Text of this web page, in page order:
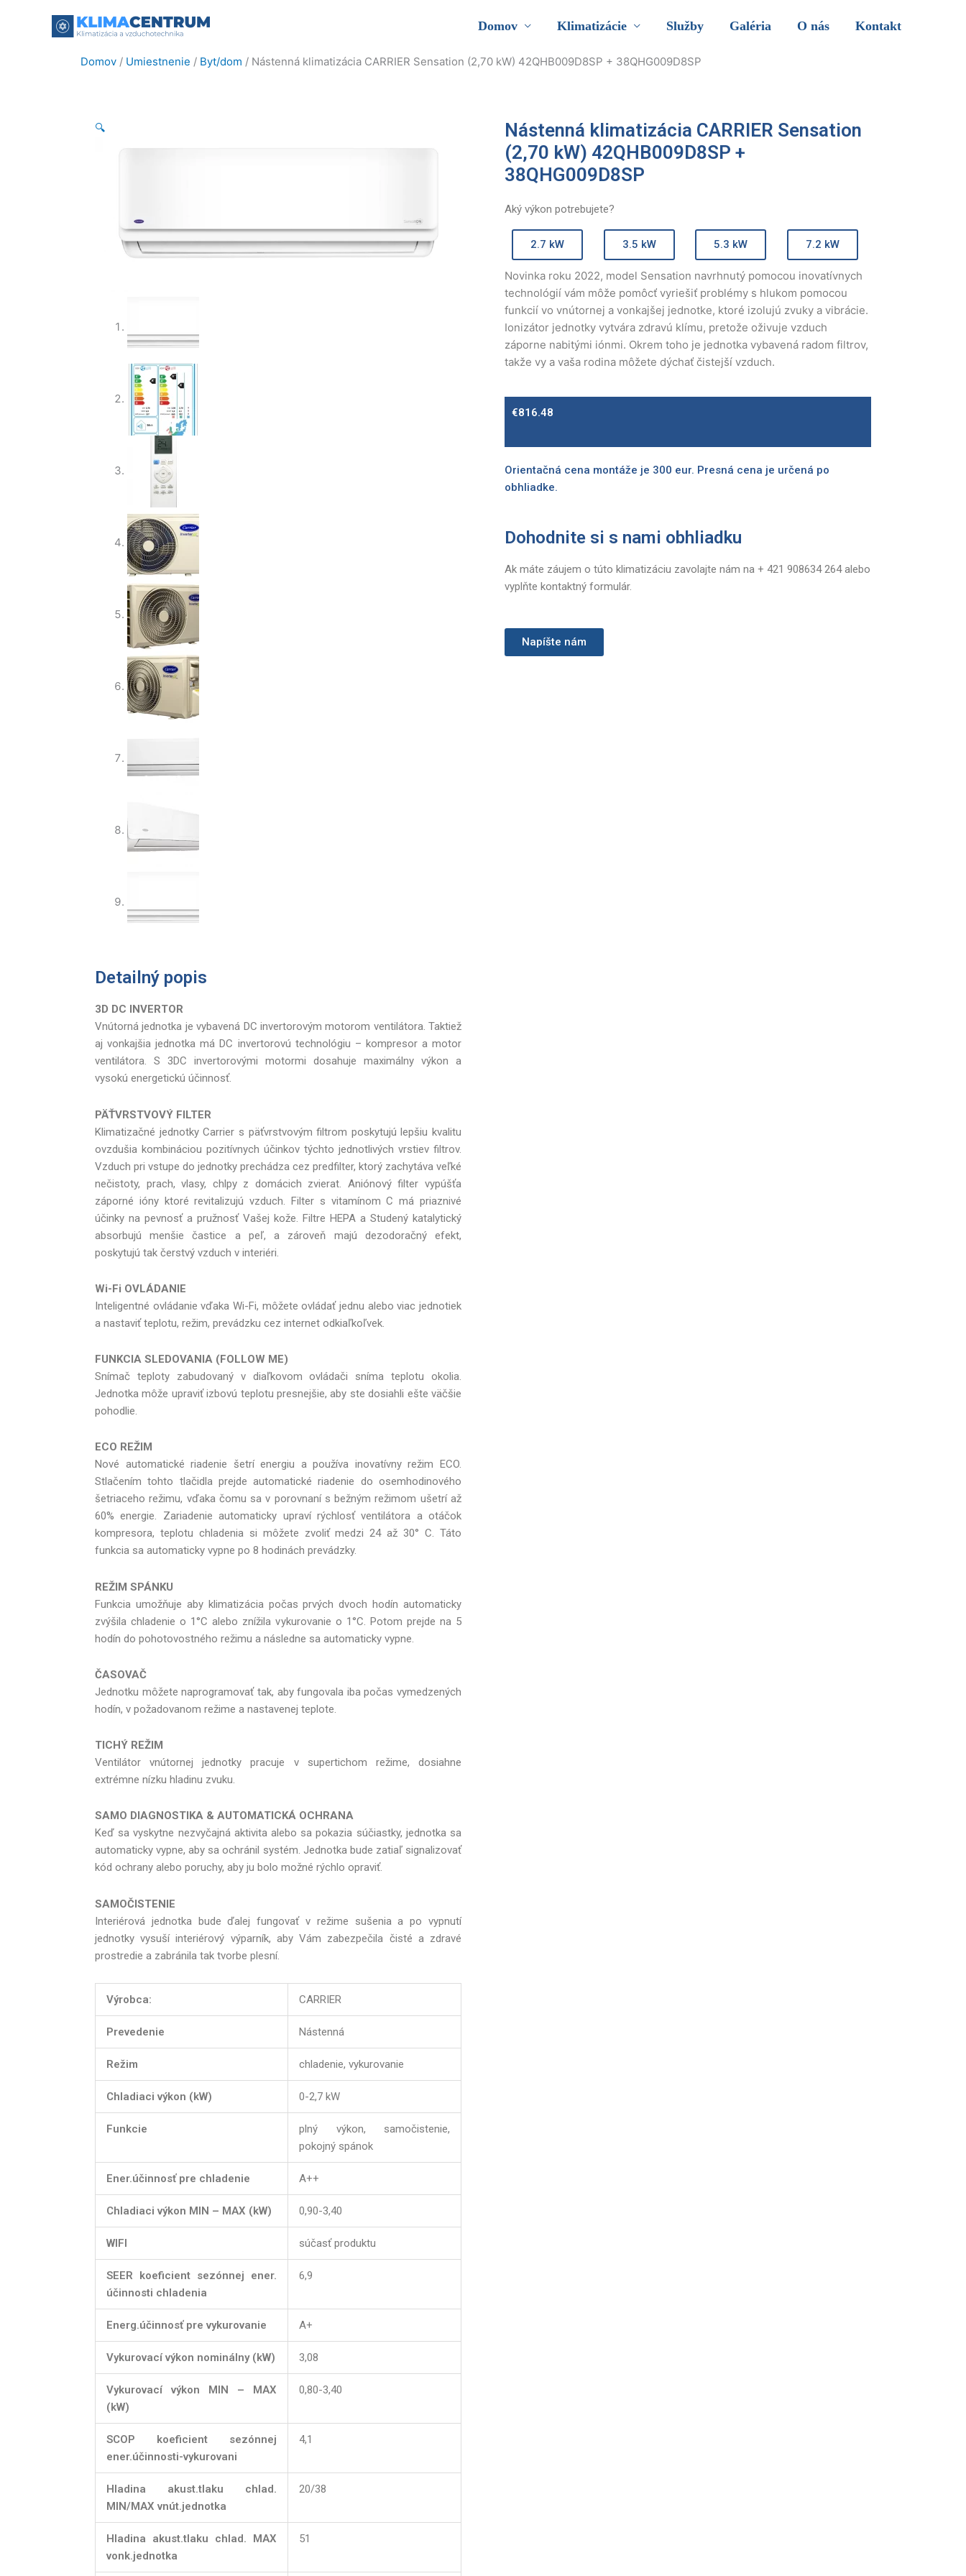
Domov Klimatizácie Služby Galéria O nás Kontakt
Domov / Umiestnenie / Byt/dom / Nástenná klimatizácia CARRIER Sensation (2,70 kW) 42QHB009D8SP + 38QHG009D8SP
🔍
Detailný popis
3D DC INVERTOR
Vnútorná jednotka je vybavená DC invertorovým motorom ventilátora. Taktiež
aj vonkajšia jednotka má DC invertorovú technológiu – kompresor a motor
ventilátora. S 3DC invertorovými motormi dosahuje maximálny výkon a
vysokú energetickú účinnosť.
PÄŤVRSTVOVÝ FILTER
Klimatizačné jednotky Carrier s päťvrstvovým filtrom poskytujú lepšiu kvalitu
ovzdušia kombináciou pozitívnych účinkov týchto jednotlivých vrstiev filtrov.
Vzduch pri vstupe do jednotky prechádza cez predfilter, ktorý zachytáva veľké
nečistoty, prach, vlasy, chlpy z domácich zvierat. Aniónový filter vypúšťa
záporné ióny ktoré revitalizujú vzduch. Filter s vitamínom C má priaznivé
účinky na pevnosť a pružnosť Vašej kože. Filtre HEPA a Studený katalytický
absorbujú menšie častice a peľ, a zároveň majú dezodoračný efekt,
poskytujú tak čerstvý vzduch v interiéri.
Wi-Fi OVLÁDANIE
Inteligentné ovládanie vďaka Wi-Fi, môžete ovládať jednu alebo viac jednotiek
a nastaviť teplotu, režim, prevádzku cez internet odkiaľkoľvek.
FUNKCIA SLEDOVANIA (FOLLOW ME)
Snímač teploty zabudovaný v diaľkovom ovládači sníma teplotu okolia.
Jednotka môže upraviť izbovú teplotu presnejšie, aby ste dosiahli ešte väčšie
pohodlie.
ECO REŽIM
Nové automatické riadenie šetrí energiu a používa inovatívny režim ECO.
Stlačením tohto tlačidla prejde automatické riadenie do osemhodinového
šetriaceho režimu, vďaka čomu sa v porovnaní s bežným režimom ušetrí až
60% energie. Zariadenie automaticky upraví rýchlosť ventilátora a otáčok
kompresora, teplotu chladenia si môžete zvoliť medzi 24 až 30° C. Táto
funkcia sa automaticky vypne po 8 hodinách prevádzky.
REŽIM SPÁNKU
Funkcia umožňuje aby klimatizácia počas prvých dvoch hodín automaticky
zvýšila chladenie o 1°C alebo znížila vykurovanie o 1°C. Potom prejde na 5
hodín do pohotovostného režimu a následne sa automaticky vypne.
ČASOVAČ
Jednotku môžete naprogramovať tak, aby fungovala iba počas vymedzených
hodín, v požadovanom režime a nastavenej teplote.
TICHÝ REŽIM
Ventilátor vnútornej jednotky pracuje v supertichom režime, dosiahne
extrémne nízku hladinu zvuku.
SAMO DIAGNOSTIKA & AUTOMATICKÁ OCHRANA
Keď sa vyskytne nezvyčajná aktivita alebo sa pokazia súčiastky, jednotka sa
automaticky vypne, aby sa ochránil systém. Jednotka bude zatiaľ signalizovať
kód ochrany alebo poruchy, aby ju bolo možné rýchlo opraviť.
SAMOČISTENIE
Interiérová jednotka bude ďalej fungovať v režime sušenia a po vypnutí
jednotky vysuší interiérový výparník, aby Vám zabezpečila čisté a zdravé
prostredie a zabránila tak tvorbe plesní.
Výrobca: CARRIER
Prevedenie Nástenná
Režim chladenie, vykurovanie
Chladiaci výkon (kW) 0-2,7 kW
Funkcie
plný výkon, samočistenie,
pokojný spánok
Ener.účinnosť pre chladenie A++
Chladiaci výkon MIN – MAX (kW) 0,90-3,40
WIFI súčasť produktu
SEER koeficient sezónnej ener.
účinnosti chladenia
6,9
Energ.účinnosť pre vykurovanie A+
Vykurovací výkon nominálny (kW) 3,08
Vykurovací výkon MIN – MAX
(kW)
0,80-3,40
SCOP koeficient sezónnej
ener.účinnosti-vykurovani
4,1
Hladina akust.tlaku chlad.
MIN/MAX vnút.jednotka
20/38
Hladina akust.tlaku chlad. MAX
vonk.jednotka
51
Nástenná klimatizácia CARRIER Sensation
(2,70 kW) 42QHB009D8SP +
38QHG009D8SP
Aký výkon potrebujete?
2.7 kW 3.5 kW 5.3 kW 7.2 kW
Novinka roku 2022, model Sensation navrhnutý pomocou inovatívnych
technológií vám môže pomôcť vyriešiť problémy s hlukom pomocou
funkcií vo vnútornej a vonkajšej jednotke, ktoré izolujú zvuky a vibrácie.
Ionizátor jednotky vytvára zdravú klímu, pretože oživuje vzduch
záporne nabitými iónmi. Okrem toho je jednotka vybavená radom filtrov,
takže vy a vaša rodina môžete dýchať čistejší vzduch.
€816.48
Orientačná cena montáže je 300 eur. Presná cena je určená po
obhliadke.
Dohodnite si s nami obhliadku
Ak máte záujem o túto klimatizáciu zavolajte nám na + 421 908634 264 alebo
vyplňte kontaktný formulár.
Napíšte nám